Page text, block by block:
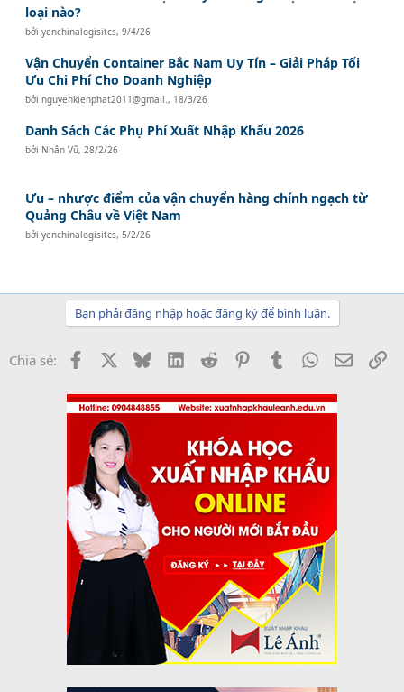
loại nào?
bởiyenchinalogisitcs,9/4/26
Vận Chuyển Container Bắc Nam Uy Tín – Giải Pháp Tối
Ưu Chi Phí Cho Doanh Nghiệp
bởinguyenkienphat2011@gmail., 18/3/26
Danh Sách Các Phụ Phí Xuất Nhập Khẩu 2026
bởi Nhân Vũ,28/2/26
Ưu – nhược điểm của vận chuyển hàng chính ngạch từ
Quảng Châu về Việt Nam
bởiyenchinalogisitcs,5/2/26
Bạn phải đăng nhập hoặc đăng ký để bình luận.
Chia sẻ: Facebook BlueskyLinkedInReddit PinterestTumblrWhatsApp
Email